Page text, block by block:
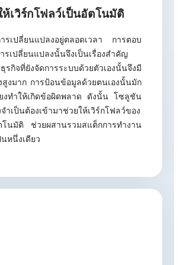
ห้เวิร์กโฟลว์เป็นอัตโนมัติ
รเปลี่ยนแปลงอยู่ตลอดเวลา การตอบ
รเปลี่ยนแปลงนั้นจึงเป็นเรื่องสำคัญ
ที่ยังจัดการระบบด้วยตัวเองนั้นจึงมี
สูงมาก การป้อนข้อมูลด้วยตนเองนั้นมัก
งทำให้เกิดข้อผิดพลาด ดังนั้น โซลูชัน
จำเป็นต้องเข้ามาช่วยให้เวิร์กโฟลว์ของ
โนมัติ ช่วยผสานรวมสแต็กการทำงาน
หนึ่งเดียว